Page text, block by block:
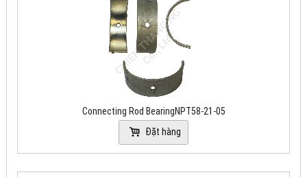
Connecting Rod BearingNPT58-21-05
Đặt hàng